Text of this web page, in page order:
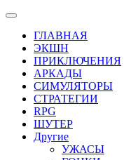
ГЛАВНАЯ
ЭКШН
ПРИКЛЮЧЕНИЯ
АРКАДЫ
СИМУЛЯТОРЫ
СТРАТЕГИИ
RPG
ШУТЕР
Другие
УЖАСЫ